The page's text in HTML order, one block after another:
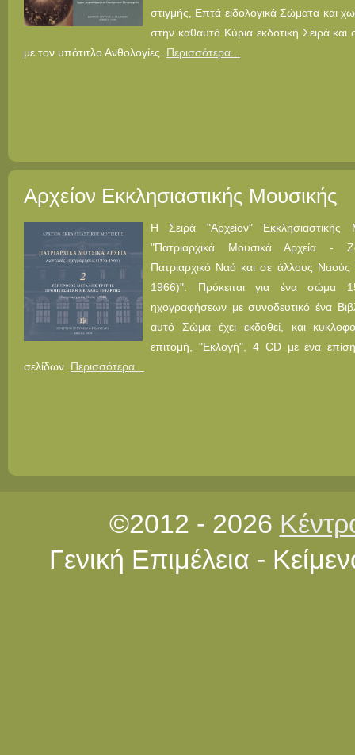
στιγμής, Επτά ειδολογικά Σώματα και
στην καθαυτό Κύρια εκδοτική Σειρά
με τον υπότιτλο Ανθολογίες. Περισσότερα...
Αρχείον Εκκλησιαστικής Μουσικής
Η Σειρά "Αρχείον" Εκκλησιαστικής
"Πατριαρχικά Μουσικά Αρχεία -
Πατριαρχικό Ναό και σε άλλους
1966)". Πρόκειται για ένα σώμα
ηχογραφήσεων με συνοδευτικό ένα
αυτό Σώμα έχει εκδοθεί, και
επιτομή, "Εκλογή", 4 CD με ένα
σελίδων. Περισσότερα...
©2012 - 2026
Γενική Επιμέλεια -